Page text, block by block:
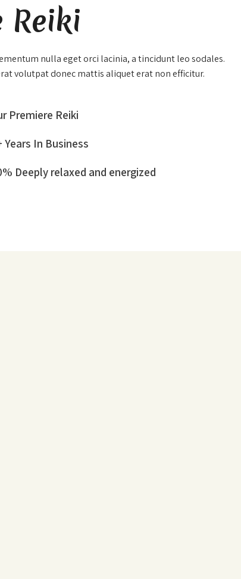
Reiki
nulla eget orci lacinia, a tincidunt leo sodales.
volutpat donec mattis aliquet erat non efficitur.
Premiere Reiki
Years In Business
Deeply relaxed and energized